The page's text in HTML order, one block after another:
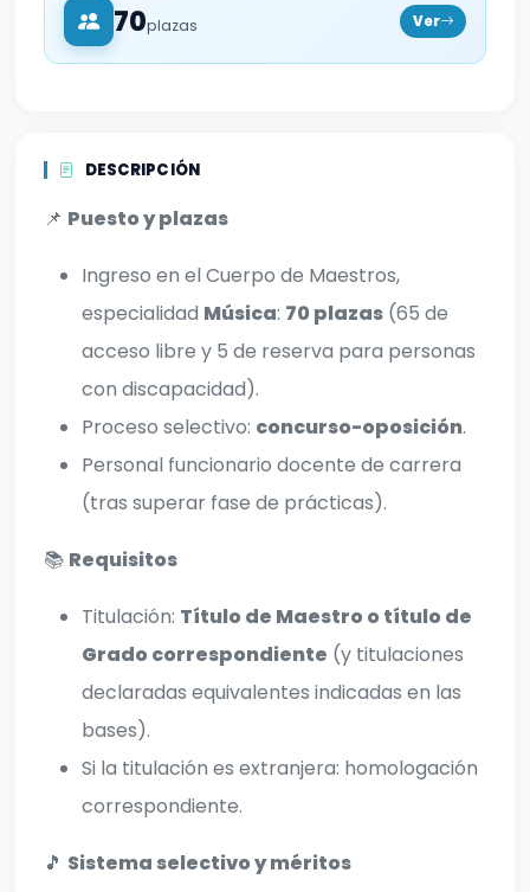
70plazas Ver
DESCRIPCIÓN
📌 Puesto y plazas
Ingreso en el Cuerpo de Maestros,
especialidad Música: 70 plazas (65 de
acceso libre y 5 de reserva para personas
con discapacidad).
Proceso selectivo: concurso-oposición.
Personal funcionario docente de carrera
(tras superar fase de prácticas).
📚 Requisitos
Titulación: Título de Maestro o título de
Grado correspondiente (y titulaciones
declaradas equivalentes indicadas en las
bases).
Si la titulación es extranjera: homologación
correspondiente.
🎵 Sistema selectivo y méritos